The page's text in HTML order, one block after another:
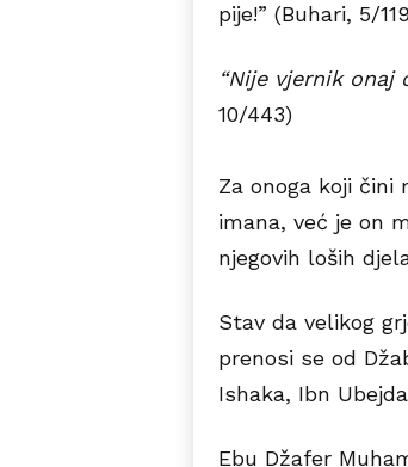
pije!” (Buhari, 5/
“Nije vjernik onaj
10/443)
Za onoga koji
imana, već je on
njegovih loših
Stav da velikog
prenosi se od
Ishaka, Ibn
Ebu Džafer